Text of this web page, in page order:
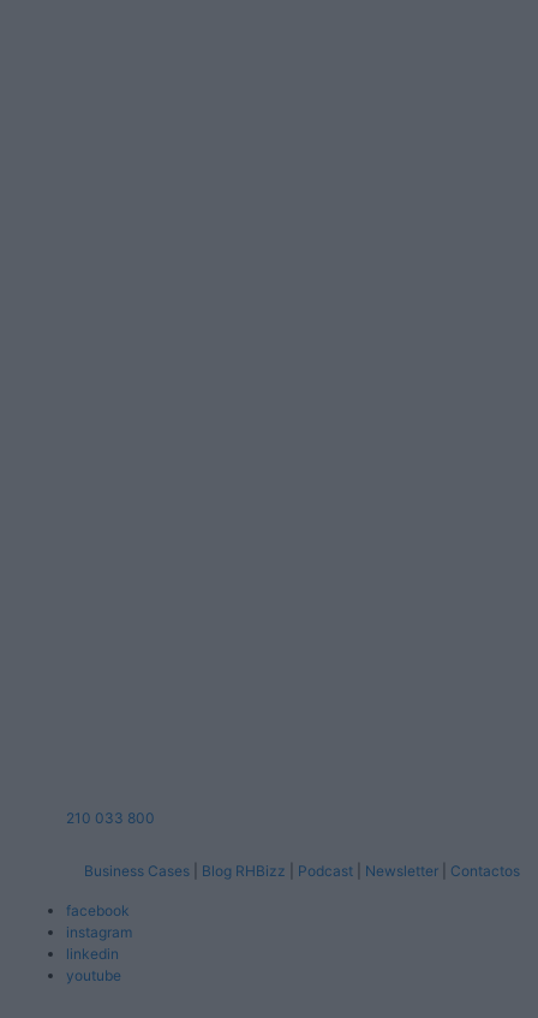
210 033 800
Business Cases Blog RHBizz Podcast Newsletter Contactos
facebook
instagram
linkedin
youtube